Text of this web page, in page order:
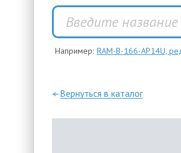
Например: RAM-B-166-AP14U,
—Вернуться в каталог